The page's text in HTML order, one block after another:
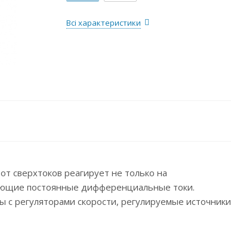
Всі характеристики
реагирует не только на
постоянные дифференциальные токи.
регуляторами скорости, регулируемые источники